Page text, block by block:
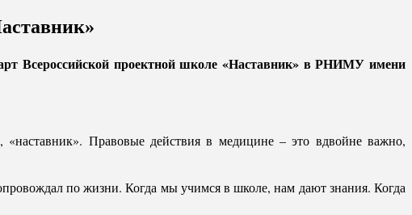
Всероссийской проектной школе «Наставник» в РНИМУ имени
Правовые действия в медицине – это вдвойне важно,
по жизни. Когда мы учимся в школе, нам дают знания. Когда